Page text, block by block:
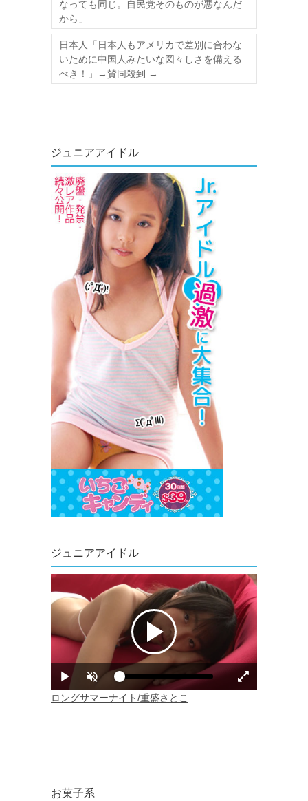
なっても同じ。自民党そのものが悪なんだ
から」
日本人「日本人もアメリカで差別に合わな
いために中国人みたいな図々しさを備える
べき！」→賛同殺到 →
ジュニアアイドル
ジュニアアイドル
お菓子系